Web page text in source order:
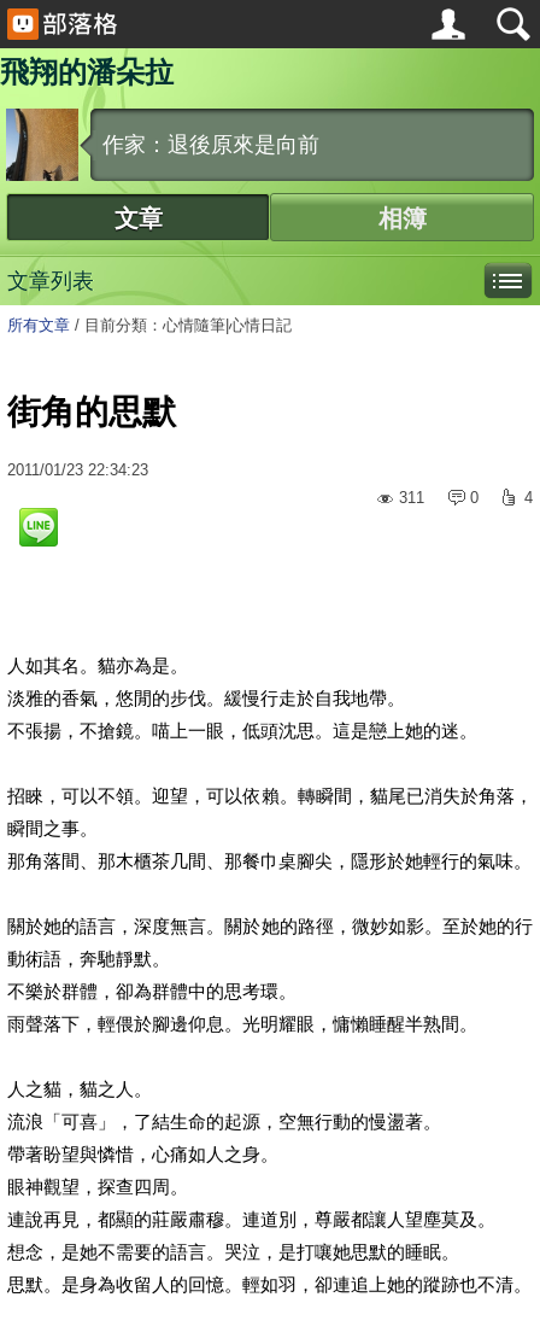
飛翔的潘朵拉
作家：退後原來是向前
文章 相簿
文章列表
所有文章 / 目前分類：心情隨筆|心情日記
街角的思默
2011/01/23 22:34:23
311
0 4
人如其名。貓亦為是。
淡雅的香氣，悠閒的步伐。緩慢行走於自我地帶。
不張揚，不搶鏡。喵上一眼，低頭沈思。這是戀上她的迷。
招睞，可以不領。迎望，可以依賴。轉瞬間，貓尾已消失於角落，
瞬間之事。
那角落間、那木櫃茶几間、那餐巾桌腳尖，隱形於她輕行的氣味。
關於她的語言，深度無言。關於她的路徑，微妙如影。至於她的行
動術語，奔馳靜默。
不樂於群體，卻為群體中的思考環。
雨聲落下，輕偎於腳邊仰息。光明耀眼，慵懶睡醒半熟間。
人之貓，貓之人。
流浪「可喜」，了結生命的起源，空無行動的慢盪著。
帶著盼望與憐惜，心痛如人之身。
眼神觀望，探查四周。
連說再見，都顯的莊嚴肅穆。連道別，尊嚴都讓人望塵莫及。
想念，是她不需要的語言。哭泣，是打嚷她思默的睡眠。
思默。是身為收留人的回憶。輕如羽，卻連追上她的蹤跡也不清。